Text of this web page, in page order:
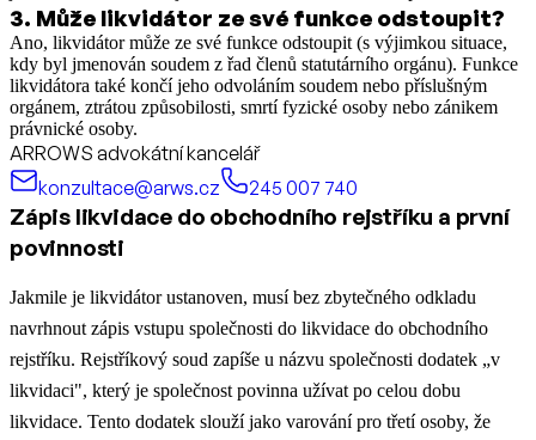
3. Může likvidátor ze své funkce odstoupit?
Ano, likvidátor může ze své funkce odstoupit (s výjimkou situace,
kdy byl jmenován soudem z řad členů statutárního orgánu). Funkce
likvidátora také končí jeho odvoláním soudem nebo příslušným
orgánem, ztrátou způsobilosti, smrtí fyzické osoby nebo zánikem
právnické osoby.
ARROWS advokátní kancelář
konzultace@arws.cz
245 007 740
Zápis likvidace do obchodního rejstříku a první
povinnosti
Jakmile je likvidátor ustanoven, musí bez zbytečného odkladu
navrhnout zápis vstupu společnosti do likvidace do obchodního
rejstříku. Rejstříkový soud zapíše u názvu společnosti dodatek „v
likvidaci", který je společnost povinna užívat po celou dobu
likvidace. Tento dodatek slouží jako varování pro třetí osoby, že